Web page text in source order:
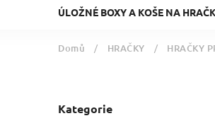
ÚLOŽNÉ BOXY A KOŠE NA
Domů / HRAČKY / HRAČKY
Kategorie